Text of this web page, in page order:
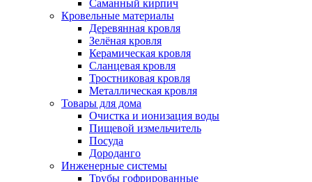
Саманный кирпич
Кровельные материалы
Деревянная кровля
Зелёная кровля
Керамическая кровля
Сланцевая кровля
Тростниковая кровля
Металлическая кровля
Товары для дома
Очистка и ионизация воды
Пищевой измельчитель
Посуда
Дороданго
Инженерные системы
Трубы гофрированные